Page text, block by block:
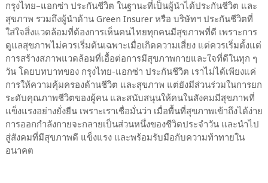
กรุงไทย–แอกซ่า ประกันชีวิต ในฐานะที่เป็นผู้นำได้ประกันชีวิต และ
สุขภาพ รวมถึงผู้นำด้าน Green Insurer หรือ บริษัทฯ ประกันชีวิตที่
ใส่ใจสิ่งแวดล้อมที่ต้องการเห็นคนไทยทุกคนมีสุขภาพที่ดี เพราะการ
ดูแลสุขภาพไม่ควรเริ่มต้นเฉพาะเมื่อเกิดความเสี่ยง แต่ควรเริ่มตั้งแต่
การสร้างสภาพแวดล้อมที่เอื้อต่อการมีสุขภาพกายและใจที่ดีในทุก ๆ
วัน โดยบทบาทของ กรุงไทย-แอกซ่า ประกันชีวิต เราไม่ได้เพียงแค่
การให้ความคุ้มครองด้านชีวิต และสุขภาพ แต่ยังมีส่วนร่วมในการยก
ระดับคุณภาพชีวิตของผู้คน และสนับสนุนให้คนในสังคมมีสุขภาพที่
แข็งแรงอย่างยั่งยืน เพราะเราเชื่อมั่นว่า เมื่อพื้นที่สุขภาพเข้าถึงได้ง่าย
การออกกำลังกายจะกลายเป็นส่วนหนึ่งของชีวิตประจำวัน และนำไป
สู่สังคมที่มีสุขภาพดี แข็งแรง และพร้อมรับมือกับความท้าทายใน
อนาคต